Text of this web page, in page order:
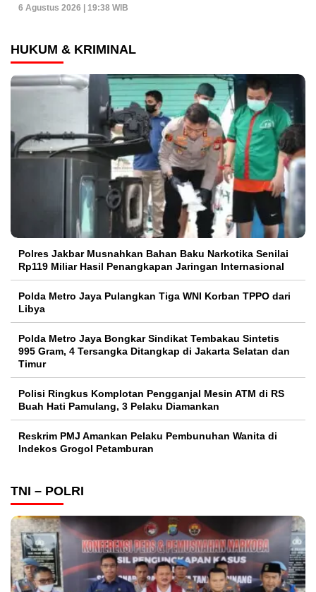
6 Agustus 2026 | 19:38 WIB
HUKUM & KRIMINAL
Polres Jakbar Musnahkan Bahan Baku Narkotika Senilai
Rp119 Miliar Hasil Penangkapan Jaringan Internasional
Polda Metro Jaya Pulangkan Tiga WNI Korban TPPO dari
Libya
Polda Metro Jaya Bongkar Sindikat Tembakau Sintetis
995 Gram, 4 Tersangka Ditangkap di Jakarta Selatan dan
Timur
Polisi Ringkus Komplotan Pengganjal Mesin ATM di RS
Buah Hati Pamulang, 3 Pelaku Diamankan
Reskrim PMJ Amankan Pelaku Pembunuhan Wanita di
Indekos Grogol Petamburan
TNI – POLRI